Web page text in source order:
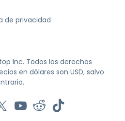
de privacidad
Inc. Todos los derechos
en dólares son USD, salvo